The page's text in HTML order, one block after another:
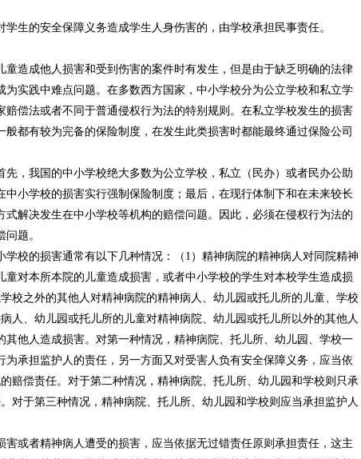
生的安全保障义务造成学生人身伤害的，由学校承担民事责任。
造成他人损害和受到伤害的案件时有发生，但是由于缺乏明确的法律
实践中难点问题。在多数西方国家，中小学校分为公立学校和私立学
偿法或者不同于普通侵权行为法的特别规则。在私立学校发生的损害
都有较为完备的保险制度，在发生此类损害时都能最终通过保险公司
，我国的中小学校绝大多数为公立学校，私立（民办）或者民办公助
小学校的损害实行强制保险制度；最后，在现行体制下和在未来较长
解决发生在中小学校等机构的赔偿问题。因此，必须在侵权行为法的
题。
校的损害通常有以下几种情况：（1）精神病院的精神病人对同院精神
对本所本院的儿童造成损害，或者中小学校的学生对本校学生造成损
校之外的其他人对精神病院的精神病人、幼儿园或托儿所的儿童、学校
人、幼儿园或托儿所的儿童对精神病院、幼儿园或托儿所以外的其他人
他人造成损害。对第一种情况，精神病院、托儿所、幼儿园、学校一
承担监护人的责任，另一方面又对受害人负有安全保障义务，应当依
赔偿责任。对于第二种情况，精神病院、托儿所、幼儿园和学校则只承
对于第三种情况，精神病院、托儿所、幼儿园和学校则应当承担监护人
或者精神病人遭受的损害，应当依据无过错责任原则承担责任，这主